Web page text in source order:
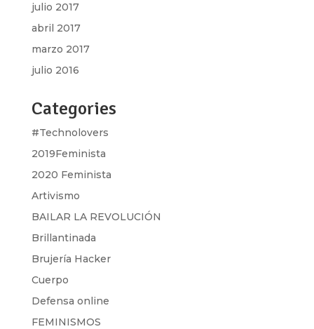
julio 2017
abril 2017
marzo 2017
julio 2016
Categories
#Technolovers
2019Feminista
2020 Feminista
Artivismo
BAILAR LA REVOLUCIÓN
Brillantinada
Brujería Hacker
Cuerpo
Defensa online
FEMINISMOS